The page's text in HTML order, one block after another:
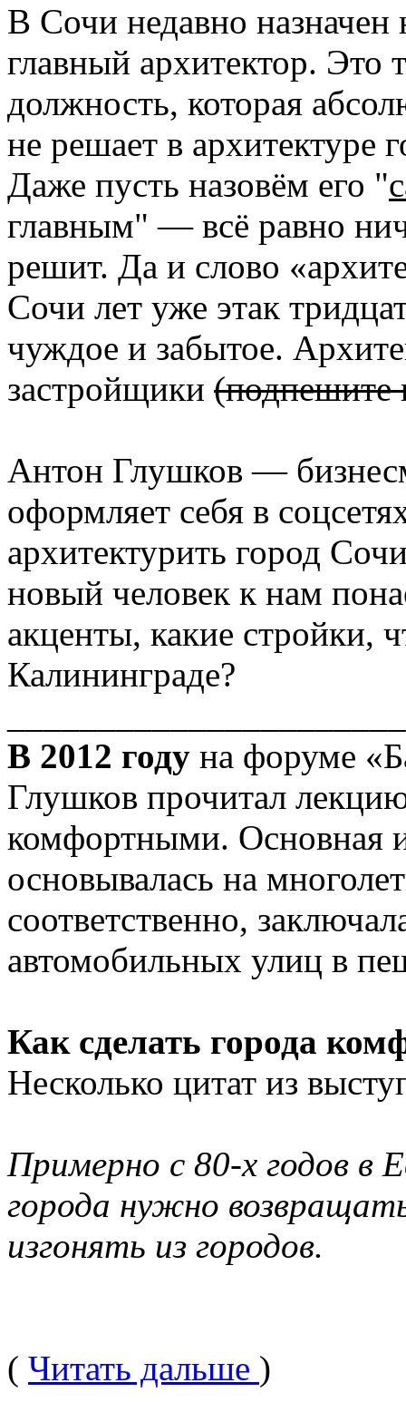
В Сочи недавно назначен
главный архитектор. Это
должность, которая
не решает в архитектуре
Даже пусть назовём его "
главным" — всё равно
решит. Да и слово
Сочи лет уже этак
чуждое и забытое.
застройщики
Антон Глушков —
оформляет себя в
архитектурить город
новый человек к нам
акценты, какие стройки,
Калининграде?
В 2012 году на форуме
Глушков прочитал
комфортными. Основная
основывалась на
соответственно,
автомобильных улиц в
Как сделать города
Несколько цитат из
Примерно с 80-х годов в
города нужно
изгонять из городов.
( Читать дальше )